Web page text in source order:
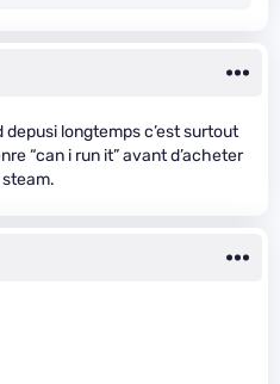
depusi longtemps c’est surtout
“can i run it” avant d’acheter